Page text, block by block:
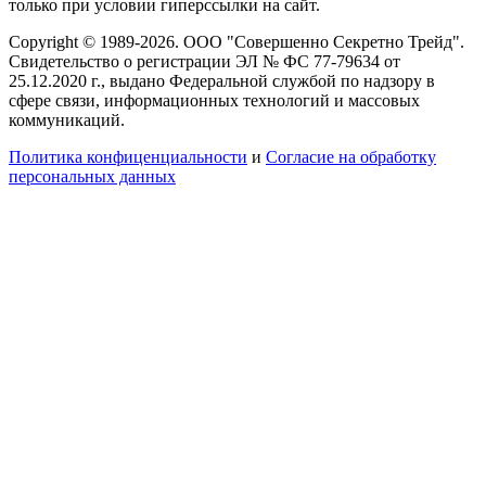
только при условии гиперссылки на сайт.
Copyright © 1989-2026. ООО "Совершенно Секретно Трейд".
Свидетельство о регистрации ЭЛ № ФС 77-79634 от
25.12.2020 г., выдано Федеральной службой по надзору в
сфере связи, информационных технологий и массовых
коммуникаций.
Политика конфиценциальности и Согласие на обработку
персональных данных